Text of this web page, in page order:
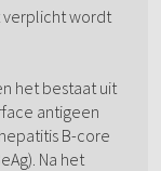
verplicht wordt
het bestaat uit
antigeen
B-core
Na het